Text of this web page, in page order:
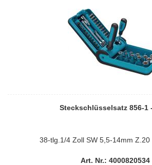
Steckschlüsselsatz 856-1
38-tlg.1/4 Zoll SW 5,5-14mm Z.20
Art. Nr.: 4000820534